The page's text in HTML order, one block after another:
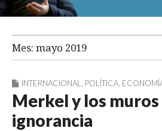
Mes: mayo 2019
INTERNACIONAL POLÍTICA
Merkel y los muros
ignorancia